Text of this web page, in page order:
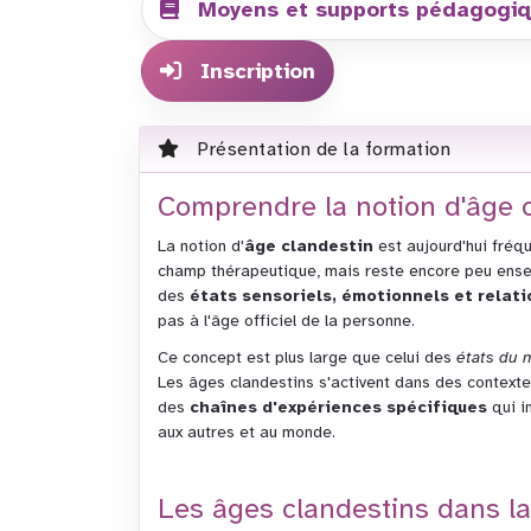
Moyens et supports
Inscription
Présentation de la formation
Comprendre la notion d'âge
La notion d'âge clandestin est aujourd'hui
champ thérapeutique, mais reste encore peu
des états sensoriels, émotionnels et
pas à l'âge officiel de la personne.
Ce concept est plus large que celui des états du
Les âges clandestins s'activent dans des
des chaînes d'expériences spécifiques qui
aux autres et au monde.
Les âges clandestins dans